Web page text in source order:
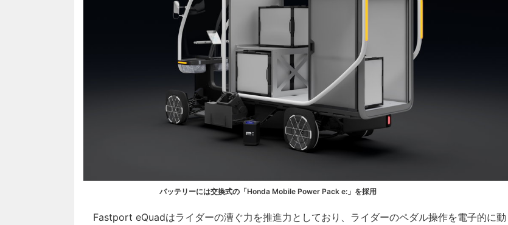
バッテリーには交換式の「Honda Mobile Power Pack e:」を採用
Fastport eQuadはライダーの漕ぐ力を推進力としており、ライダーのペダル操作を電子的に動